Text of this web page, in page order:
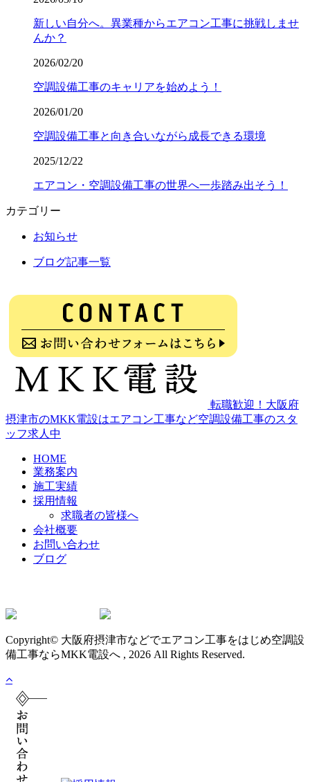
新しい自分へ。異業種からエアコン工事に挑戦しませ
んか？
2026/02/20
空調設備工事のキャリアを始めよう！
2026/01/20
空調設備工事と向き合いながら成長できる環境
2025/12/22
エアコン・空調設備工事の世界へ一歩踏み出そう！
カテゴリー
お知らせ
ブログ記事一覧
転職歓迎！大阪府
摂津市のMKK電設はエアコン工事など空調設備工事のスタ
ッフ求人中
HOME
業務案内
施工実績
採用情報
求職者の皆様へ
会社概要
お問い合わせ
ブログ
Copyright© 大阪府摂津市などでエアコン工事をはじめ空調設
備工事ならMKK電設へ , 2026 All Rights Reserved.